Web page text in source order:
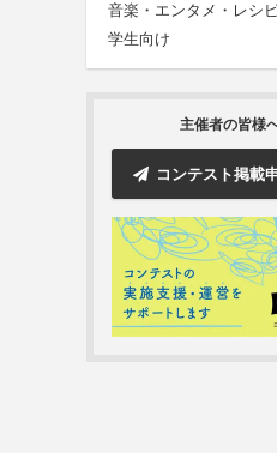
音楽・エンタメ・レシ
学生向け
主催者の皆様
コンテスト掲載